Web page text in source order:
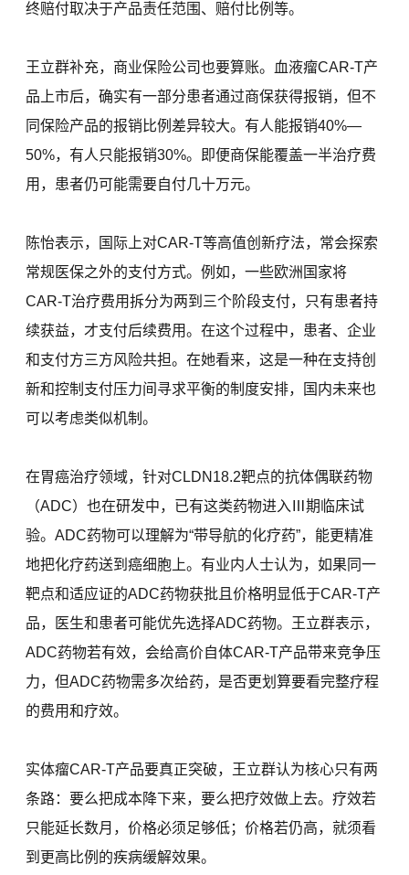
终赔付取决于产品责任范围、赔付比例等。
王立群补充，商业保险公司也要算账。血液瘤CAR-T产
品上市后，确实有一部分患者通过商保获得报销，但不
同保险产品的报销比例差异较大。有人能报销40%—
50%，有人只能报销30%。即便商保能覆盖一半治疗费
用，患者仍可能需要自付几十万元。
陈怡表示，国际上对CAR-T等高值创新疗法，常会探索
常规医保之外的支付方式。例如，一些欧洲国家将
CAR-T治疗费用拆分为两到三个阶段支付，只有患者持
续获益，才支付后续费用。在这个过程中，患者、企业
和支付方三方风险共担。在她看来，这是一种在支持创
新和控制支付压力间寻求平衡的制度安排，国内未来也
可以考虑类似机制。
在胃癌治疗领域，针对CLDN18.2靶点的抗体偶联药物
（ADC）也在研发中，已有这类药物进入Ⅲ期临床试
验。ADC药物可以理解为“带导航的化疗药”，能更精准
地把化疗药送到癌细胞上。有业内人士认为，如果同一
靶点和适应证的ADC药物获批且价格明显低于CAR-T产
品，医生和患者可能优先选择ADC药物。王立群表示，
ADC药物若有效，会给高价自体CAR-T产品带来竞争压
力，但ADC药物需多次给药，是否更划算要看完整疗程
的费用和疗效。
实体瘤CAR-T产品要真正突破，王立群认为核心只有两
条路：要么把成本降下来，要么把疗效做上去。疗效若
只能延长数月，价格必须足够低；价格若仍高，就须看
到更高比例的疾病缓解效果。